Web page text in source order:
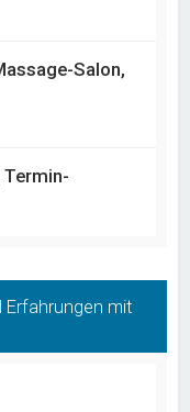
Salon,
Erfahrungen mit